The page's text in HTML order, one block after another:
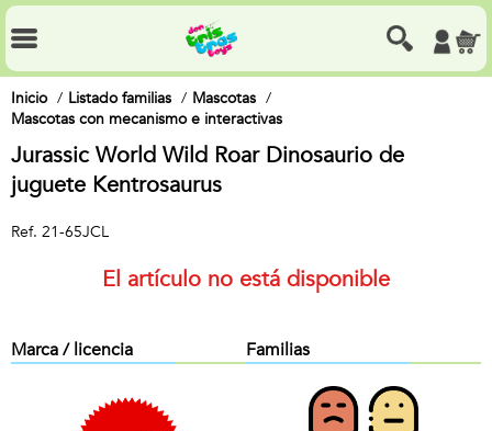
Inicio Listado familias
Mascotas
Mascotas con mecanismo e interactivas
Jurassic World Wild Roar Dinosaurio de
juguete Kentrosaurus
Ref. 21-65JCL
El artículo no está disponible
Marca / licencia Familias